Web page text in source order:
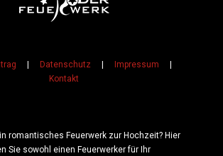
Datenschutz Impressum
Kontakt
romantisches Feuerwerk zur Hochzeit? Hier
Sie sowohl einen Feuerwerker für Ihr